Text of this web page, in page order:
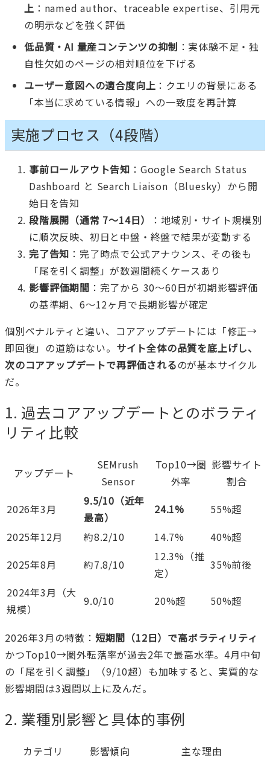
上 ：named author、traceable expertise、引用元
の明示などを強く評価
低品質・AI 量産コンテンツの抑制 ：実体験不足・独
自性欠如のページの相対順位を下げる
ユーザー意図への適合度向上 ：クエリの背景にある
「本当に求めている情報」への一致度を再計算
実施プロセス（4段階）
事前ロールアウト告知 ：Google Search Status
Dashboard と Search Liaison（Bluesky）から開
始日を告知
段階展開（通常 7〜14日）
：地域別・サイト規模別
に順次反映、初日と中盤・終盤で結果が変動する
完了告知 ：完了時点で公式アナウンス、その後も
「尾を引く調整」が数週間続くケースあり
影響評価期間 ：完了から 30〜60日が初期影響評価
の基準期、6〜12ヶ月で長期影響が確定
個別ペナルティと違い、コアアップデートには「修正→
即回復」の道筋はない。 サイト全体の品質を底上げし、
次のコアアップデートで再評価されるのが基本サイクル
だ。
1. 過去コアアップデートとのボラティ
リティ比較
アップデート
SEMrush
Sensor
Top10→圏
外率
影響サイト
割合
2026年3月
9.5/10（近年
最高）
24.1%
55%超
2025年12月
約8.2/10 14.7%
40%超
2025年8月
約7.8/10
12.3%（推
定）
35%前後
2024年3月（大
規模）
9.0/10 20%超 50%超
2026年3月の特徴： 短期間（12日）で高ボラティリティ
かつTop10→圏外転落率が過去2年で最高水準。4月中旬
の「尾を引く調整」（9/10超）も加味すると、実質的な
影響期間は3週間以上に及んだ。
2. 業種別影響と具体的事例
カテゴリ 影響傾向
主な理由